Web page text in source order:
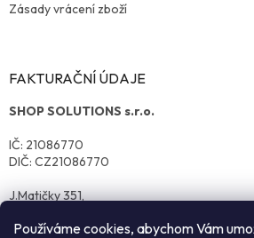
Používáme cookies, abychom Vám
Zásady vrácení zboží
FAKTURAČNÍ ÚDAJE
SHOP SOLUTIONS s.r.o.
IČ: 21086770
DIČ: CZ21086770
J.Matičky 351,